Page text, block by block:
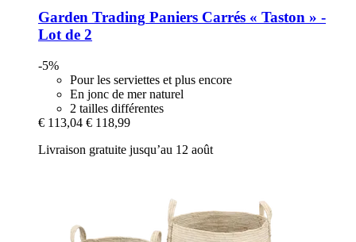
Garden Trading Paniers Carrés « Taston » -​
Lot de 2
-5%
Pour les serviettes et plus encore
En jonc de mer naturel
2 tailles différentes
€ 113,04 € 118,99
Livraison gratuite jusqu’au 12 août